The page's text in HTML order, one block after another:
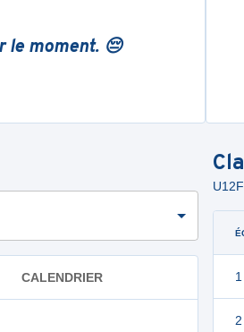
le moment. 😔
CALENDRIER 1
2